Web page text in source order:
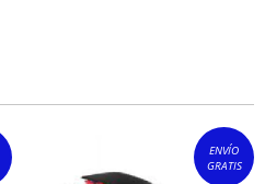
ENVÍO
GRATIS